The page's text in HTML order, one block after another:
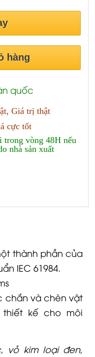
hàng
quốc
Giá trị thật
cực tốt
vòng 48H nếu
nhà sản xuất
thành phần của
IEC 61984.
chắn và chèn vật
thiết kế cho môi
vỏ kim loại đen,